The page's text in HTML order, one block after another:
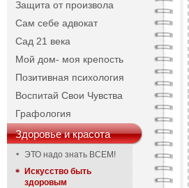
Защита от произвола
Сам себе адвокат
Сад 21 века
Мой дом- моя крепость
Позитивная психология
Воспитай Свои Чувства
Графология
Здоровье и красота
ЭТО надо знать ВСЕМ!
Искусство быть
здоровым